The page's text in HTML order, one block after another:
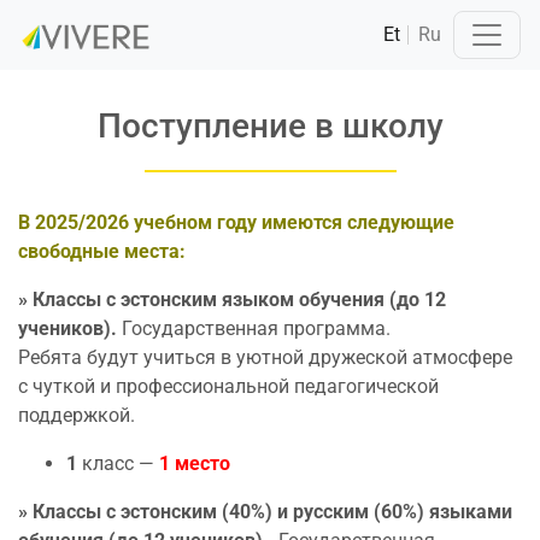
Et Ru
Поступление в школу
В 2025/2026 учебном году имеются следующие
свободные места:
» Классы с эстонским языком обучения (до 12
учеников). Государственная программа.
Ребята будут учиться в уютной дружеской атмосфере
с чуткой и профессиональной педагогической
поддержкой.
1 класс — 1 место
» Классы с эстонским (40%) и русским (60%) языками